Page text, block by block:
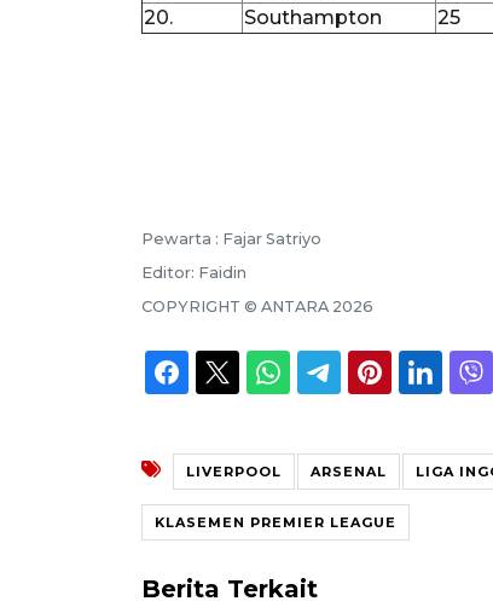
20.
Southampton 25
Pewarta : Fajar Satriyo
Editor: Faidin
COPYRIGHT © ANTARA 2026
LIVERPOOL ARSENAL LIGA
KLASEMEN PREMIER LEAGUE
Berita Terkait